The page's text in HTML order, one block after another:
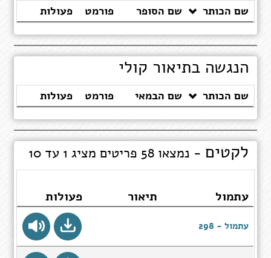
שם הכותר שם הסופר פורמט פעולות
הנגשה בתיאור קולי
שם הכותר שם הבמאי פורמט פעולות
לקטים - נמצאו 58 פריטים מציג 1 עד 10
עתמול תיאור פעולות
עתמול - 298